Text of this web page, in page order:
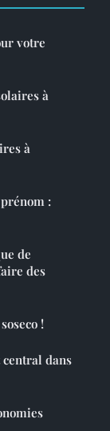
votre
à
à
:
de
des
!
dans